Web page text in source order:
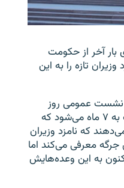
آزاد
بار آخر از حکومت
تازه را به این
نشست عمومی روز
چهارشنبه ولسی جرگه گفتند نزدیک به ۷ ماه می‌شود که
که نامزد وزیران
جرگه معرفی می‌کند اما
به این وعده‌هایش